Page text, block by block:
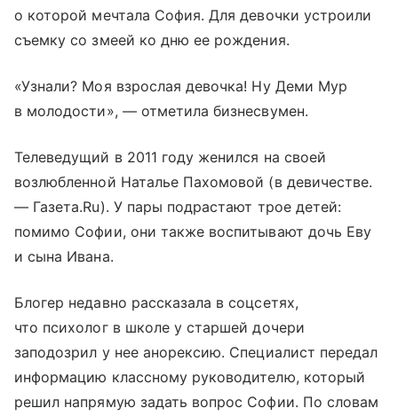
о которой мечтала София. Для девочки устроили
съемку со змеей ко дню ее рождения.
«Узнали? Моя взрослая девочка! Ну Деми Мур
в молодости», — отметила бизнесвумен.
Телеведущий в 2011 году женился на своей
возлюбленной Наталье Пахомовой (в девичестве.
— Газета.Ru). У пары подрастают трое детей:
помимо Софии, они также воспитывают дочь Еву
и сына Ивана.
Блогер недавно рассказала в соцсетях,
что психолог в школе у старшей дочери
заподозрил у нее анорексию. Специалист передал
информацию классному руководителю, который
решил напрямую задать вопрос Софии. По словам